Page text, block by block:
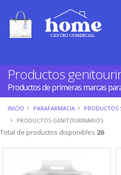
Productos
Productos de primeras marcas
INICIO PARAFARMACIA
PRODUCTOS
PRODUCTOS GENITOURINARIOS
Total de productos disponibles 26